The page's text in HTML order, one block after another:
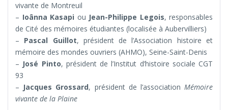
vivante de Montreuil
– Ioânna Kasapi ou Jean-Philippe Legois, responsables
de Cité des mémoires étudiantes (localisée à Aubervilliers)
– Pascal Guillot, président de l’Association histoire et
mémoire des mondes ouvriers (AHMO), Seine-Saint-Denis
– José Pinto, président de l’Institut d’histoire sociale CGT
93
– Jacques Grossard, président de l’associationMémoire
vivante de la Plaine